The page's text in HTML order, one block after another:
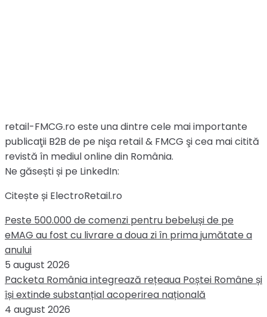
retail-FMCG.ro este una dintre cele mai importante
publicaţii B2B de pe nişa retail & FMCG şi cea mai citită
revistă în mediul online din România.
Ne găsești și pe LinkedIn:
Citește și ElectroRetail.ro
Peste 500.000 de comenzi pentru bebeluși de pe
eMAG au fost cu livrare a doua zi în prima jumătate a
anului
5 august 2026
Packeta România integrează rețeaua Poștei Române și
își extinde substanțial acoperirea națională
4 august 2026